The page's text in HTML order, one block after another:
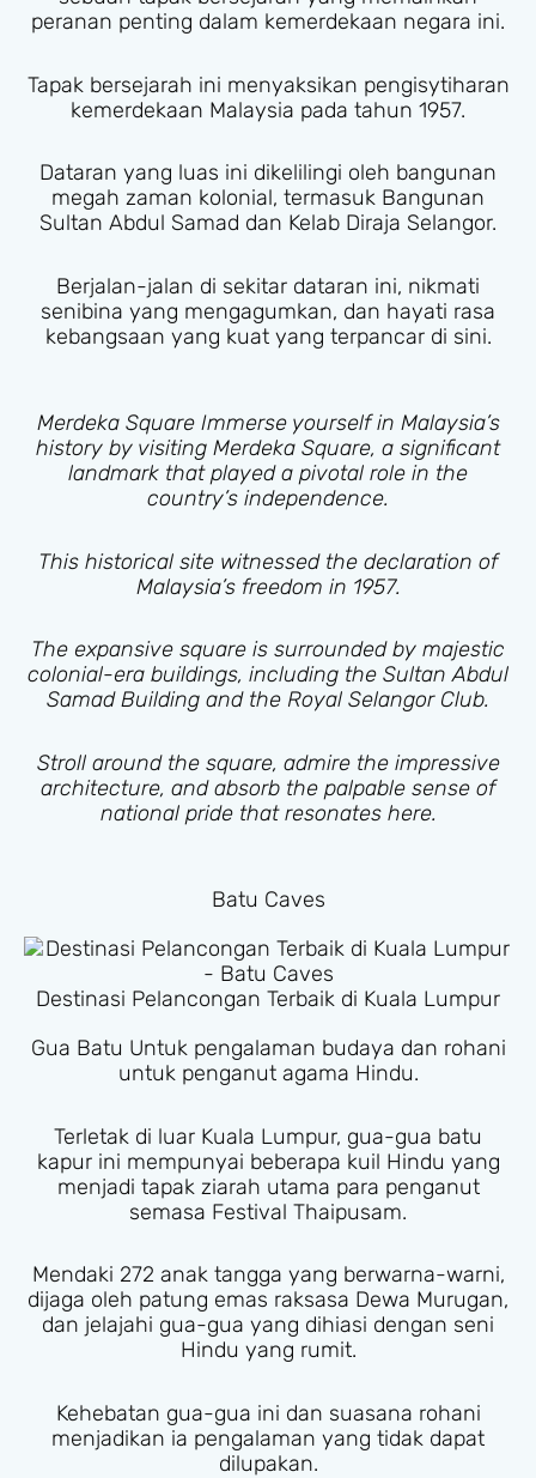
peranan penting dalam kemerdekaan negara ini.
Tapak bersejarah ini menyaksikan pengisytiharan
kemerdekaan Malaysia pada tahun 1957.
Dataran yang luas ini dikelilingi oleh bangunan
megah zaman kolonial, termasuk Bangunan
Sultan Abdul Samad dan Kelab Diraja Selangor.
Berjalan-jalan di sekitar dataran ini, nikmati
senibina yang mengagumkan, dan hayati rasa
kebangsaan yang kuat yang terpancar di sini.
Merdeka Square Immerse yourself in Malaysia’s
history by visiting Merdeka Square, a significant
landmark that played a pivotal role in the
country’s independence.
This historical site witnessed the declaration of
Malaysia’s freedom in 1957.
The expansive square is surrounded by majestic
colonial-era buildings, including the Sultan Abdul
Samad Building and the Royal Selangor Club.
Stroll around the square, admire the impressive
architecture, and absorb the palpable sense of
national pride that resonates here.
Batu Caves
Destinasi Pelancongan Terbaik di Kuala Lumpur
Gua Batu Untuk pengalaman budaya dan rohani
untuk penganut agama Hindu.
Terletak di luar Kuala Lumpur, gua-gua batu
kapur ini mempunyai beberapa kuil Hindu yang
menjadi tapak ziarah utama para penganut
semasa Festival Thaipusam.
Mendaki 272 anak tangga yang berwarna-warni,
dijaga oleh patung emas raksasa Dewa Murugan,
dan jelajahi gua-gua yang dihiasi dengan seni
Hindu yang rumit.
Kehebatan gua-gua ini dan suasana rohani
menjadikan ia pengalaman yang tidak dapat
dilupakan.